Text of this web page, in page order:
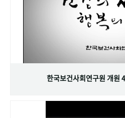
한국보건사회연구원 개원